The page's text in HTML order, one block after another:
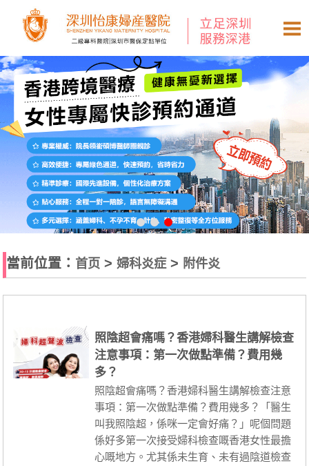
當前位置： 首页 >婦科炎症> 附件炎
照陰超會痛嗎？香港婦科醫生講解檢查
注意事項：第一次做點準備？費用幾
多？
照陰超會痛嗎？香港婦科醫生講解檢查注意
事項：第一次做點準備？費用幾多？「醫生
叫我照陰超，係咪一定會好痛？」呢個問題
係好多第一次接受婦科檢查嘅香港女性最擔
心嘅地方。尤其係未生育、未有過陰道檢查